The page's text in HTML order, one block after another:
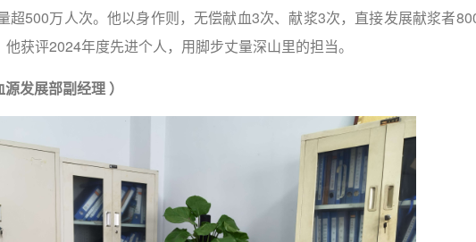
500万人次。他以身作则，无偿献血3次、献浆3次，直接发展献浆者800
获评2024年度先进个人，用脚步丈量深山里的担当。
源发展部副经理 ）